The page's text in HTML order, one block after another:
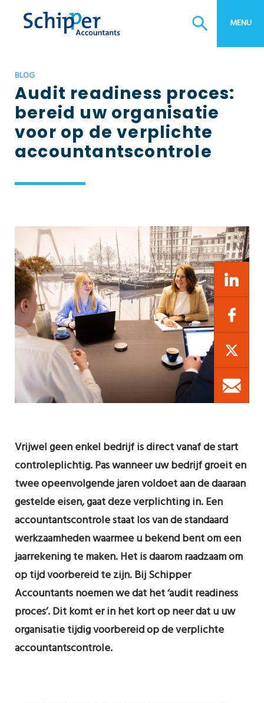
MENU
BLOG
Audit readiness proces:
bereid uw organisatie
voor op de verplichte
accountants­controle
Vrijwel geen enkel bedrijf is direct vanaf de start
controleplichtig. Pas wanneer uw bedrijf groeit en
twee opeenvolgende jaren voldoet aan de daaraan
gestelde eisen, gaat deze verplichting in. Een
accountantscontrole staat los van de standaard
werkzaamheden waarmee u bekend bent om een
jaarrekening te maken. Het is daarom raadzaam om
op tijd voorbereid te zijn. Bij Schipper
Accountants noemen we dat het ‘audit readiness
proces’. Dit komt er in het kort op neer dat u uw
organisatie tijdig voorbereid op de verplichte
accountantscontrole.